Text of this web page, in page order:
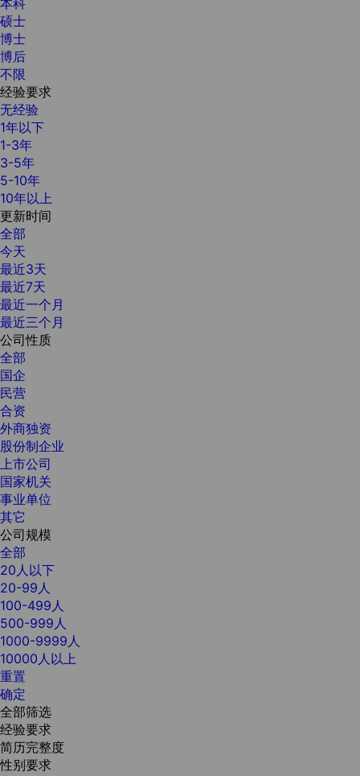
硕士
博士
博后
不限
经验要求
无经验
1年以下
1-3年
3-5年
5-10年
10年以上
更新时间
全部
今天
最近3天
最近7天
最近一个月
最近三个月
公司性质
全部
国企
民营
合资
外商独资
股份制企业
上市公司
国家机关
事业单位
其它
公司规模
全部
20人以下
20-99人
100-499人
500-999人
1000-9999人
10000人以上
重置
确定
全部筛选
经验要求
简历完整度
性别要求